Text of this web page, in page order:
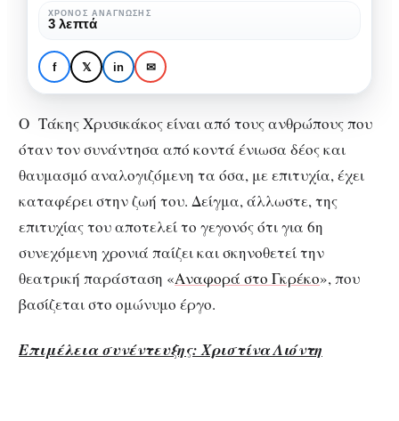
Τάκης Χρυσικάκος: «
Πολλά από όσα έλεγε ο
Καζαντζάκης είναι και
σκέψεις δικές μου»
από
όσα
έλεγε
ο
είναι
και
σκέψεις
δικές
μου»
ΧΡΌΝΟΣ ΑΝΆΓΝΩΣΗΣ
3 λεπτά
f 𝕏 in ✉
Ο Τάκης Χρυσικάκος είναι από τους ανθρώπους που
όταν τον συνάντησα από κοντά ένιωσα δέος και
θαυμασμό αναλογιζόμενη τα όσα, με επιτυχία, έχει
καταφέρει στην ζωή του. Δείγμα, άλλωστε, της
επιτυχίας του αποτελεί το γεγονός ότι για 6η
συνεχόμενη χρονιά παίζει και σκηνοθετεί την
θεατρική παράσταση «Αναφορά στο Γκρέκο», που
βασίζεται στο ομώνυμο έργο.
Επιμέλεια συνέντευξης: Χριστίνα Λιόντη